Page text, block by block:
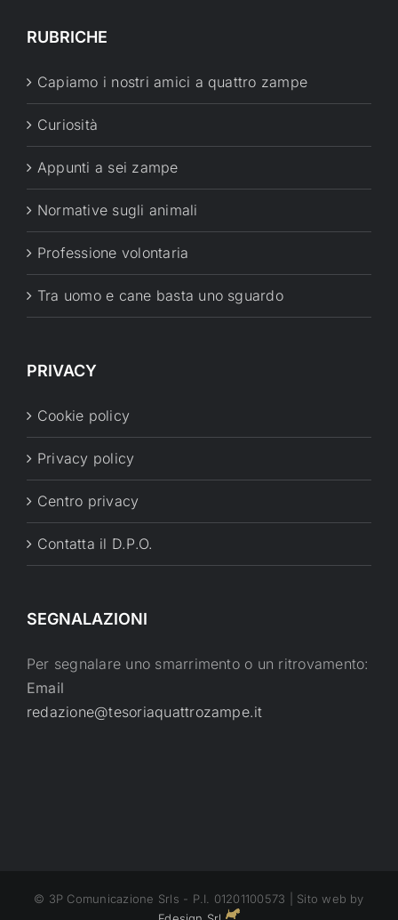
RUBRICHE
Capiamo i nostri amici a quattro zampe
Curiosità
Appunti a sei zampe
Normative sugli animali
Professione volontaria
Tra uomo e cane basta uno sguardo
PRIVACY
Cookie policy
Privacy policy
Centro privacy
Contatta il D.P.O.
SEGNALAZIONI
Per segnalare uno smarrimento o un ritrovamento:
Email
redazione@tesoriaquattrozampe.it
© 3P Comunicazione Srls - P.I. 01201100573 | Sito web by